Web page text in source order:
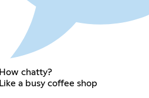
How chatty?
Like a busy coffee shop